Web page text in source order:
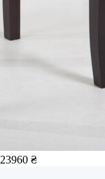
23960 ₴